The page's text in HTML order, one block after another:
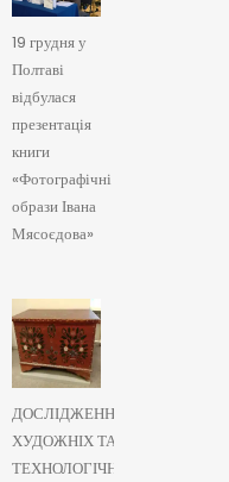
19 грудня у
Полтаві
відбулася
презентація
книги
«Фотографічні
образи Івана
Мясоєдова»
ДОСЛІДЖЕННЯ
ХУДОЖНІХ ТА
ТЕХНОЛОГІЧНИХ